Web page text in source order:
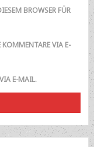
BROWSER FÜR
VIA E-
E-MAIL.